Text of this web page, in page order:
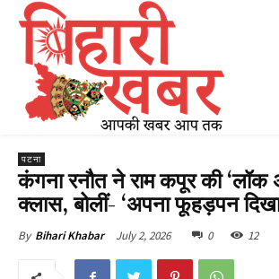
पटना
कंगना रनौत ने राम कपूर की ‘लॉक
क्लास, बोलीं- ‘अपना फूहड़पन
By Bihari Khabar July 2, 2026 0 12